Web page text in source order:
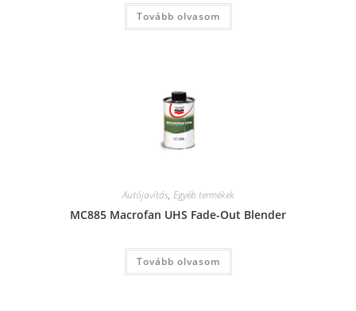
Tovább olvasom
Autójavítás, Egyéb termékek
MC885 Macrofan UHS Fade-Out Blender
Tovább olvasom